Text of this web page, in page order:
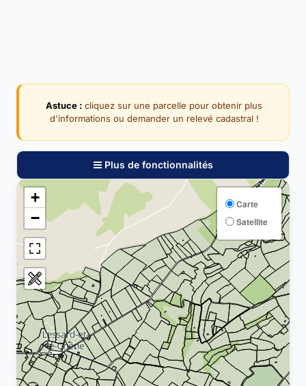
Astuce : cliquez sur une parcelle pour obtenir plus
d'informations ou demander un relevé cadastral !
Plus de fonctionnalités
+
−
Carte
Satellite